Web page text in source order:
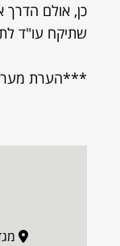
כן, אולם הדרך
שתיקח עו"ד
***הערת